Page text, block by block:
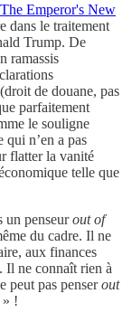
The Emperor's New
dans le traitement
Trump. De
ramassis
de douane, pas
parfaitement
le souligne
qui n’en a pas
flatter la vanité
telle que
un penseurout of
du cadre. Il ne
aux finances
Il ne connaît rien à
peut pas penserout
» !